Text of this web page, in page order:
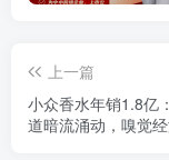
上一篇
小众香水年销1.8亿
道暗流涌动，嗅觉